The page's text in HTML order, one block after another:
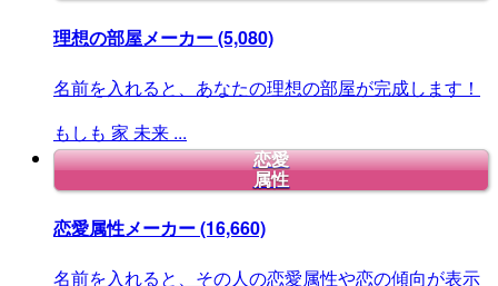
理想の部屋メーカー(5,080)
名前を入れると、あなたの理想の部屋が完成します！
もしも 家 未来 ...
恋愛
属性
恋愛属性メーカー(16,660)
名前を入れると、その人の恋愛属性や恋の傾向が表示